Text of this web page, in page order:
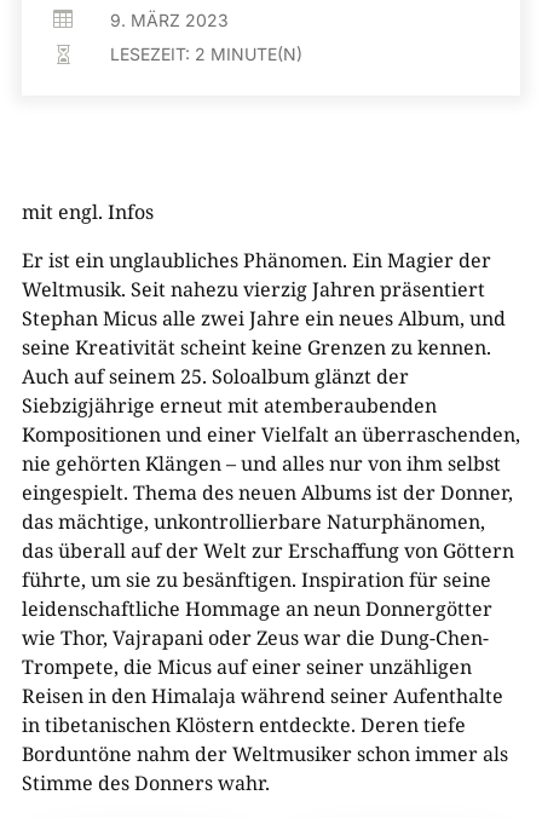
 9. MÄRZ 2023
 LESEZEIT: 2 MINUTE(N)
mit engl. Infos
Er ist ein unglaubliches Phänomen. Ein Magier der
Weltmusik. Seit nahezu vierzig Jahren präsentiert
Stephan Micus alle zwei Jahre ein neues Album, und
seine Kreativität scheint keine Grenzen zu kennen.
Auch auf seinem 25. Soloalbum glänzt der
Siebzigjährige erneut mit atemberaubenden
Kompositionen und einer Vielfalt an überraschenden,
nie gehörten Klängen – und alles nur von ihm selbst
eingespielt. Thema des neuen Albums ist der Donner,
das mächtige, unkontrollierbare Naturphänomen,
das überall auf der Welt zur Erschaffung von Göttern
führte, um sie zu besänftigen. Inspiration für seine
leidenschaftliche Hommage an neun Donnergötter
wie Thor, Vajrapani oder Zeus war die Dung-Chen-
Trompete, die Micus auf einer seiner unzähligen
Reisen in den Himalaja während seiner Aufenthalte
in tibetanischen Klöstern entdeckte. Deren tiefe
Borduntöne nahm der Weltmusiker schon immer als
Stimme des Donners wahr.